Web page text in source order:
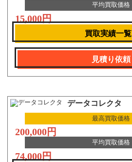
平均買取価格
15,000円
買取実績一覧
見積り依頼
データコレクタ
最高買取価格
200,000円
平均買取価格
74,000円